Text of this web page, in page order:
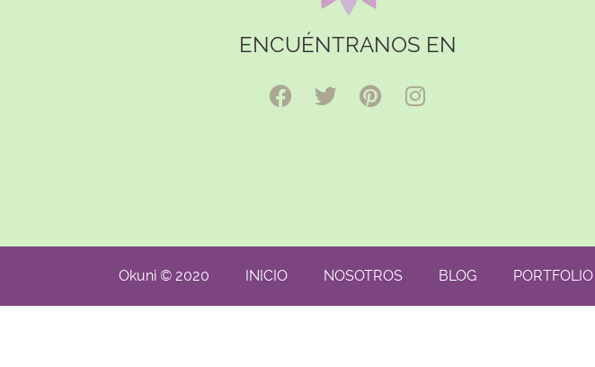
ENCUÉNTRANOS EN
Okuni © 2020 INICIO NOSOTROS BLOG PORTFOLIO